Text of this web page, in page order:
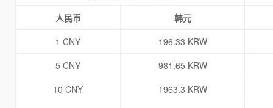
人民币
韩元
1 CNY
196.33 KRW
5 CNY
981.65 KRW
10 CNY
1963.3 KRW